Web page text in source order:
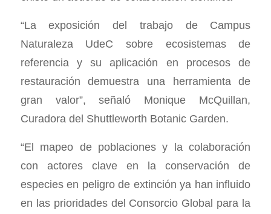
“La exposición del trabajo de Campus
Naturaleza UdeC sobre ecosistemas de
referencia y su aplicación en procesos de
restauración demuestra una herramienta de
gran valor”, señaló Monique McQuillan,
Curadora del Shuttleworth Botanic Garden.
“El mapeo de poblaciones y la colaboración
con actores clave en la conservación de
especies en peligro de extinción ya han influido
en las prioridades del Consorcio Global para la